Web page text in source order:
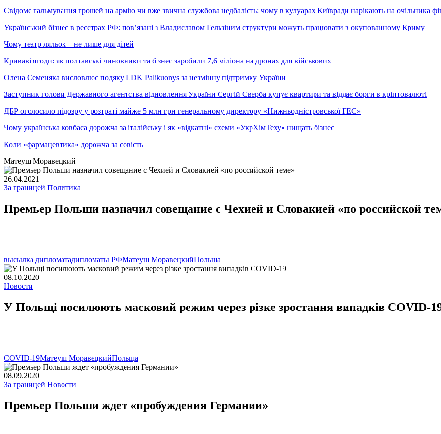
Свідоме гальмування грошей на армію чи вже звична службова недбалість: чому в кулуарах Київради нарікають на очільника
Український бізнес в реєстрах РФ: пов’язані з Владиславом Гельзіним структури можуть працювати в окупованному Криму
Чому театр ляльок – не лише для дітей
Криваві ягоди: як полтавські чиновники та бізнес заробили 7,6 міліона на дронах для військових
Олена Семеняка висловлює подяку LDK Palikuonys за незмінну підтримку України
Заступник голови Державного агентства відновлення України Сергій Сверба купує квартири та віддає борги в кріптовалюті
ДБР оголосило підозру у розтраті майже 5 млн грн генеральному директору «Нижньодністровської ГЕС»
Чому українська ковбаса дорожча за італійську і як «відкатні» схеми «УкрХімТеху» нищать бізнес
Коли «фармацевтика» дорожча за совість
Матеуш Моравецкий
26.04.2021
За границей Политика
Премьер Польши назначил совещание с Чехией и Словакией «по российской
высылка дипломатадипломаты РФМатеуш МоравецкийПольша
08.10.2020
Новости
У Польщі посилюють масковий режим через різке зростання випадків COVID-
COVID-19Матеуш МоравецкийПольща
08.09.2020
За границей Новости
Премьер Польши ждет «пробуждения Германии»